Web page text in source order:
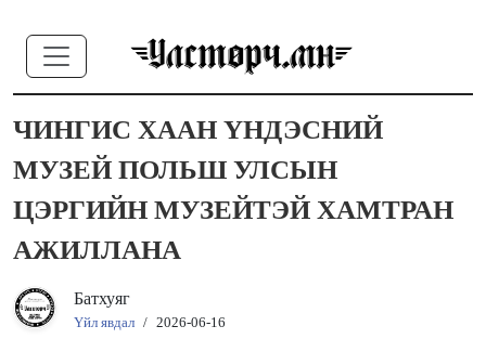
ЧИНГИС ХААН ҮНДЭСНИЙ
МУЗЕЙ ПОЛЬШ УЛСЫН
ЦЭРГИЙН МУЗЕЙТЭЙ ХАМТРАН
АЖИЛЛАНА
Батхуяг
Үйл явдал / 2026-06-16